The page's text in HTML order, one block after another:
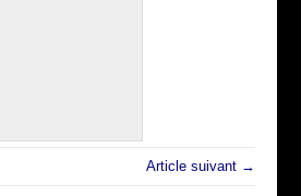
Article suivant →